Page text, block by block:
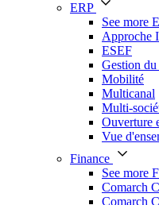
ERP
See more
Approche
ESEF
Gestion
Mobilité
Multicanal
Multi-
Ouverture
Vue
Finance
See more
Comarch
Comarch